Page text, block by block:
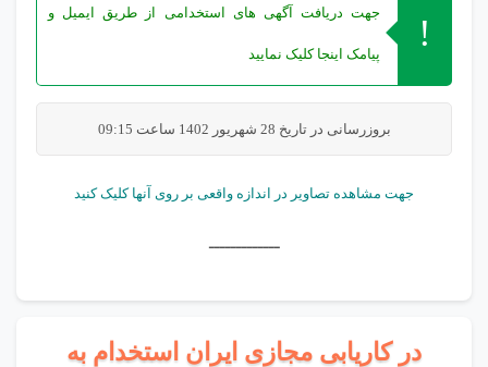
جهت دریافت آگهی های استخدامی از طریق ایمیل و
پیامک اینجا کلیک نمایید
بروزرسانی در تاریخ 28 شهریور 1402 ساعت 09:15
جهت مشاهده تصاویر در اندازه واقعی بر روی آنها کلیک کنید
ـــــــــــــ
در کاریابی مجازی ایران استخدام به